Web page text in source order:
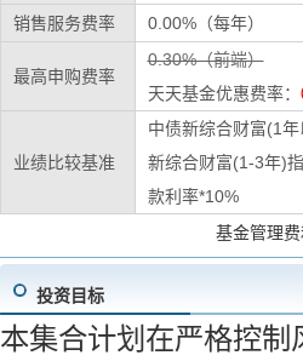
销售服务费率
0.00%（每年）
最高申购费率
0.30%（前端）
天天基金优惠费率：
业绩比较基准
中债新综合财富(1
新综合财富(1-3年)
款利率*10%
基金管理
投资目标
本集合计划在严格控